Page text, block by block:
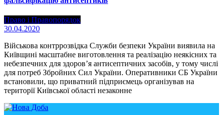
Право і Правопорядок
30.04.2020
Військова контррозвідка Служби безпеки України виявила на
Київщині масштабне виготовлення та реалізацію неякісних та
небезпечних для здоров’я антисептичних засобів, у тому числі
для потреб Збройних Сил України. Оперативники СБ України
встановили, що приватний підприємець організував на
території Київської області незаконне